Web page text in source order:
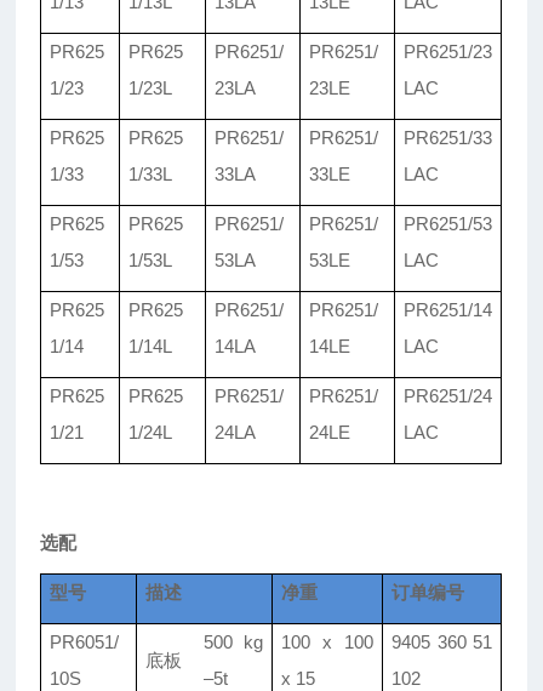
PR625
1/23
PR625
1/23L
PR6251/
23LA
PR6251/
23LE
PR6251/23
LAC
PR625
1/33
PR625
1/33L
PR6251/
33LA
PR6251/
33LE
PR6251/33
LAC
PR625
1/53
PR625
1/53L
PR6251/
53LA
PR6251/
53LE
PR6251/53
LAC
PR625
1/14
PR625
1/14L
PR6251/
14LA
PR6251/
14LE
PR6251/14
LAC
PR625
1/21
PR625
1/24L
PR6251/
24LA
PR6251/
24LE
PR6251/24
LAC
选配
型号 描述 净重 订单编号
PR6051/
10S
底板
500 kg
–5t
100 x 100
x 15
9405 360 51
102